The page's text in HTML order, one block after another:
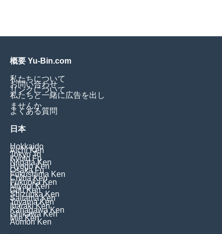
概要 Yu-Bin.com
私たちについて
お問い合わせ
リンクについて
私たちと一緒に広告を出し
ませんか
よくある質問
日本
Hokkaido
Aichi Ken
Tokyo To
Kyoto Fu
Niigata Ken
Hyogo Ken
Osaka Fu
Fukushima Ken
Chiba Ken
Fukuoka Ken
Miyagi Ken
Gifu Ken
Shizuoka Ken
Saitama Ken
Toyama Ken
Ibaraki Ken
Kanagawa Ken
Ishikawa Ken
Mie Ken
Aomori Ken